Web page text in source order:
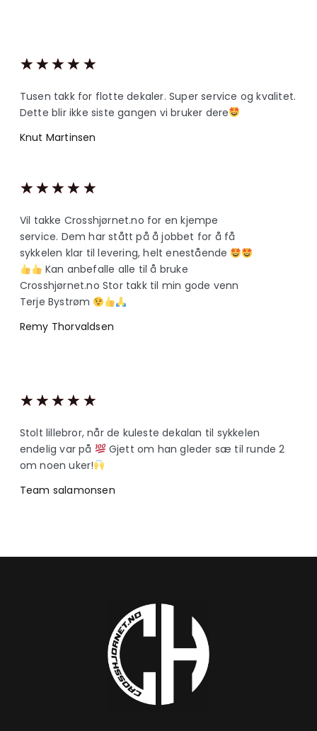
★ ★ ★ ★ ★
Tusen takk for flotte dekaler. Super service og kvalitet.
Dette blir ikke siste gangen vi bruker dere
Knut Martinsen
★ ★ ★ ★ ★
Vil takke Crosshjørnet.no for en kjempe
service. Dem har stått på å jobbet for å få
sykkelen klar til levering, helt enestående
Kan anbefalle alle til å bruke
Crosshjørnet.no Stor takk til min gode venn
Terje Bystrøm
Remy Thorvaldsen
★ ★ ★ ★ ★
Stolt lillebror, når de kuleste dekalan til sykkelen
endelig var på
Gjett om han gleder sæ til runde 2
om noen uker!
Team salamonsen